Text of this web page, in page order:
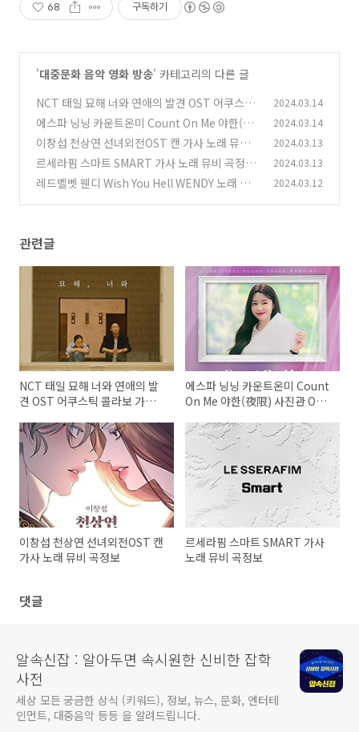
68 구독하기
'대중문화 음악 영화 방송' 카테고리의 다른 글
NCT 태일 묘해 너와 연애의 발견 OST 어쿠스틱
콜라보 가사 노래 뮤비 곡정보
(26)
2024.03.14
에스파 닝닝 카운트온미 Count On Me 야한(夜
限) 사진관 OST Part 1 가사 노래 뮤비 곡정보
6)
2024.03.14
이창섭 천상연 선녀외전OST 캔 가사 노래 뮤비
곡정보 (23)
2024.03.13
르세라핌 스마트 SMART 가사 노래 뮤비 곡정보
(24)
2024.03.13
레드벨벳 웬디 Wish You Hell WENDY 노래 가
2024.03.12
관련글
NCT 태일 묘해 너와 연애의 발
견 OST 어쿠스틱 콜라보 가사
에스파 닝닝 카운트온미 Count
On Me 야한(夜限) 사진관 OST
이창섭 천상연 선녀외전OST 캔
가사 노래 뮤비 곡정보
르세라핌 스마트 SMART 가사
노래 뮤비 곡정보
댓글
알속신잡 : 알아두면 속시원한 신비한 잡학
사전
세상 모든 궁금한 상식 (키워드), 정보, 뉴스, 문화, 엔터테
인먼트, 대중음악 등등 을 알려드립니다.